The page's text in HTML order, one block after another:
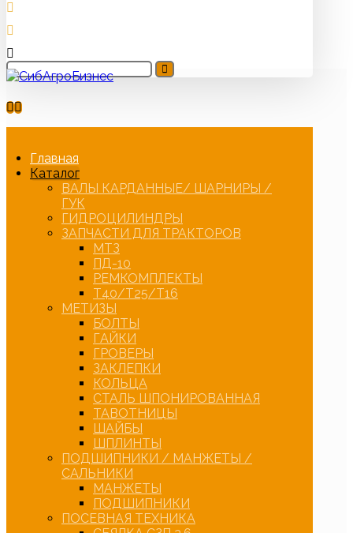
Главная
Каталог
ВАЛЫ КАРДАННЫЕ/ ШАРНИРЫ /
ГУК
ГИДРОЦИЛИНДРЫ
ЗАПЧАСТИ ДЛЯ ТРАКТОРОВ
МТЗ
ПД-10
РЕМКОМПЛЕКТЫ
Т40/Т25/Т16
МЕТИЗЫ
БОЛТЫ
ГАЙКИ
ГРОВЕРЫ
ЗАКЛЕПКИ
КОЛЬЦА
СТАЛЬ ШПОНИРОВАННАЯ
ТАВОТНИЦЫ
ШАЙБЫ
ШПЛИНТЫ
ПОДШИПНИКИ / МАНЖЕТЫ /
САЛЬНИКИ
МАНЖЕТЫ
ПОДШИПНИКИ
ПОСЕВНАЯ ТЕХНИКА